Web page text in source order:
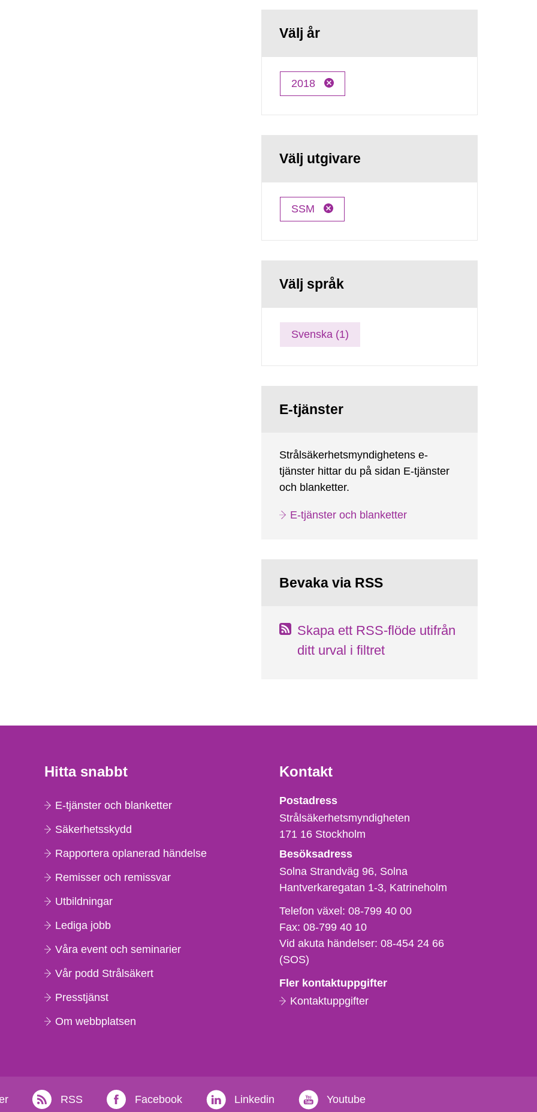
Välj år
2018
Välj utgivare
SSM
Välj språk
Svenska (1)
E-tjänster
Strålsäkerhetsmyndighetens e-
tjänster hittar du på sidan E-tjänster
och blanketter.
E-tjänster och blanketter
Bevaka via RSS
Skapa ett RSS-flöde utifrån
ditt urval i filtret
Hitta snabbt
E-tjänster och blanketter
Säkerhetsskydd
Rapportera oplanerad händelse
Remisser och remissvar
Utbildningar
Lediga jobb
Våra event och seminarier
Vår podd Strålsäkert
Presstjänst
Om webbplatsen
Kontakt
Strålsäkerhetsmyndigheten
Postadress
Strålsäkerhetsmyndigheten
171 16 Stockholm
Besöksadress
Solna Strandväg 96, Solna
Hantverkaregatan 1-3 Katrineholm
Telefon,
fax
och
e-
Telefon växel:08-799 40 00
Fax:08-799 40 10
Vid akuta händelser:08-454 24 66
(SOS)
Fler kontaktuppgifter
Kontaktuppgifter
RSS Facebook Linkedin Youtube